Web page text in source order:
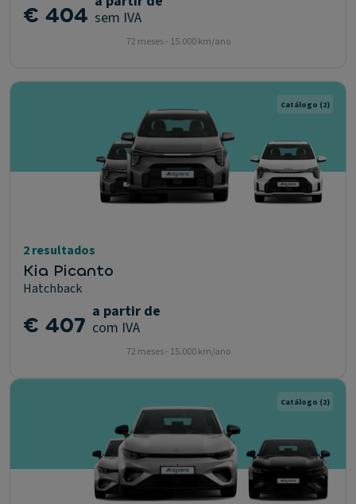
€ 404 sem IVA
72 meses - 15.000 km/ano
Catálogo (2)
2 resultados
Kia Picanto
Hatchback
€ 407 a partir de
com IVA
72 meses - 15.000 km/ano
Catálogo (2)